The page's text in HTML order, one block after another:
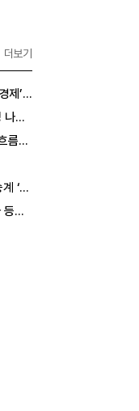
더보기
다”
다
다"
음’
재